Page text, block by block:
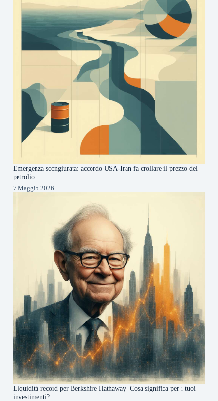
Emergenza scongiurata: accordo USA-Iran fa crollare il prezzo del
petrolio
7 Maggio 2026
Liquidità record per Berkshire Hathaway: Cosa significa per i tuoi
investimenti?